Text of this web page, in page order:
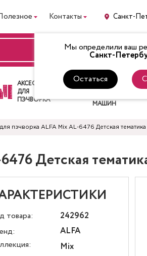
Контакты Санкт-
Мы определили ваш
Санкт-
Остаться
ВХОД
АКСЕССУАРЫ
ДЛЯ
ПЭЧВОРКА
ЛАПКИ
ДЛЯ
МАШИН
для пэчворка ALFA Mix AL-6476 Детская
Детская
товара:
242962
ALFA
Mix